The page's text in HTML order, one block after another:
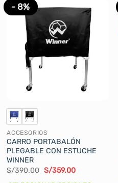
- 8%
ACCESORIOS
CARRO PORTABALÓN
PLEGABLE CON ESTUCHE
WINNER
S/390.00 El
S/359.00El